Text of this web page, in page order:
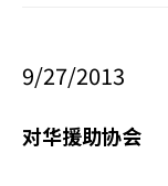
9/27/2013
对华援助协会